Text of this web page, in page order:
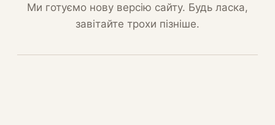
Ми готуємо нову версію сайту. Будь ласка,
завітайте трохи пізніше.